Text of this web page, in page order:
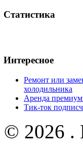
Статистика
Интересное
Ремонт или
холодильника
Аренда премиум
Тик-ток
© 2026 .